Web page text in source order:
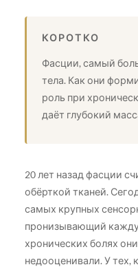
КОРОТКО
Фасции, самый
тела. Как они
роль при
даёт глубокий
20 лет назад фасции
обёрткой тканей.
самых крупных
пронизывающий
хронических болях
недооценивали. У тех,